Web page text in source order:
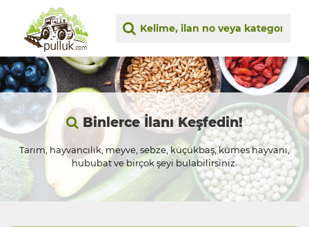
Binlerce İlanı Keşfedin!
Tarım, hayvancılık, meyve, sebze, küçükbaş, kümes hayvanı,
hububat ve birçok şeyi bulabilirsiniz.